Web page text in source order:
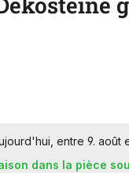
entre 9. août
dans la pièce